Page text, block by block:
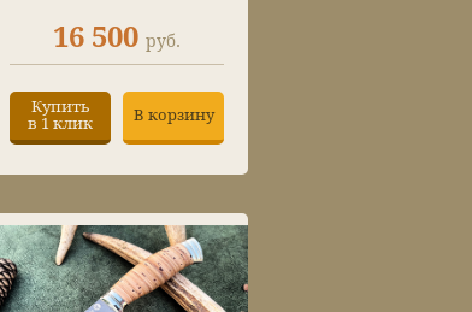
16 500 руб.
Купить
в 1 клик
В корзину